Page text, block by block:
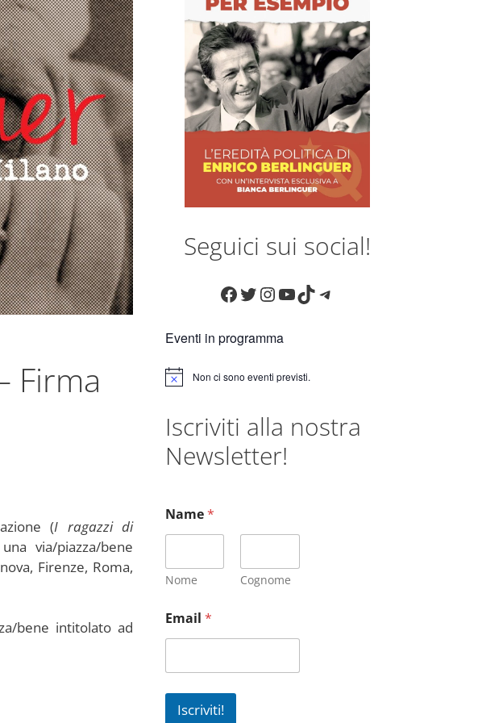
Firma
(I ragazzi di
via/piazza/bene
Firenze, Roma,
bene intitolato ad
Seguici sui social!
Facebook
Twitter
Instagram
YouTube
TikTokTelegram
Eventi in programma
N
c
e
Non ci sono eventi previsti.
Iscriviti alla nostra
Newsletter!
Name*
Nome Cognome
Email *
Iscriviti!